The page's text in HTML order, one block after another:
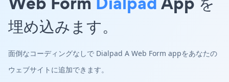
埋め込みます。
面倒なコーディングなしで Dialpad A Web Form appをあなたの
ウェブサイトに追加できます。